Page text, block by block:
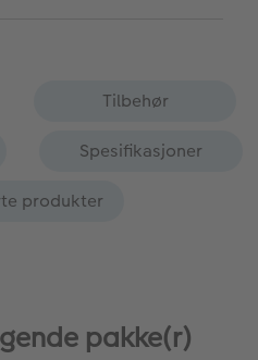
Tilbehør
Spesifikasjoner
produkter
pakke(r)